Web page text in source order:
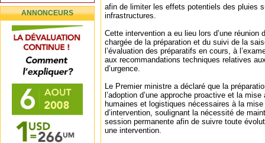
ANNONCEURS
afin de limiter les effets potentiels des pluies
infrastructures.
Cette intervention a eu lieu lors d’une réunion
chargée de la préparation et du suivi de la
l’évaluation des préparatifs en cours, à
aux recommandations techniques relatives
d’urgence.
Le Premier ministre a déclaré que la
l’adoption d’une approche proactive et la
humaines et logistiques nécessaires à la
d’intervention, soulignant la nécessité de
session permanente afin de suivre toute
une intervention.